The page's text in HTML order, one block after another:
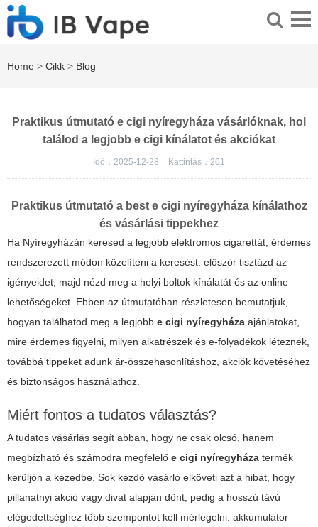
Home > Cikk > Blog
Praktikus útmutató e cigi nyíregyháza vásárlóknak, hol
találod a legjobb e cigi kínálatot és akciókat
Idő：2025-12-28 Kattintás： 261
Praktikus útmutató a best e cigi nyíregyháza kínálathoz
és vásárlási tippekhez
Ha Nyíregyházán keresed a legjobb elektromos cigarettát, érdemes
rendszerezett módon közelíteni a keresést: először tisztázd az
igényeidet, majd nézd meg a helyi boltok kínálatát és az online
lehetőségeket. Ebben az útmutatóban részletesen bemutatjuk,
hogyan találhatod meg a legjobb e cigi nyíregyháza ajánlatokat,
mire érdemes figyelni, milyen alkatrészek és e-folyadékok léteznek,
továbbá tippeket adunk ár-összehasonlításhoz, akciók követéséhez
és biztonságos használathoz.
Miért fontos a tudatos választás?
A tudatos vásárlás segít abban, hogy ne csak olcsó, hanem
megbízható és számodra megfelelő e cigi nyíregyháza termék
kerüljön a kezedbe. Sok kezdő vásárló elköveti azt a hibát, hogy
pillanatnyi akció vagy divat alapján dönt, pedig a hosszú távú
elégedettséghez több szempontot kell mérlegelni: akkumulátor